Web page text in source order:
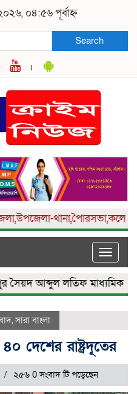
০৪:৫৬ পূর্বাহ্ন
Search
থানা,পৈারসভা,কলেজ ও
Toggle
আব্দুল লতিফ মাধ্যমিক
,সারা বাংলা
৪০ দেশের রাষ্ট্রদূতের
২৫৬ 0 সংবাদ টি পড়েছেন